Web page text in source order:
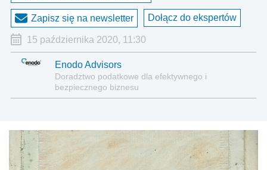
Zapisz się na newsletter Dołącz do ekspertów
15 października 2020, 11:30
Enodo Advisors
Doradztwo podatkowe dla efektywnego i
bezpiecznego biznesu